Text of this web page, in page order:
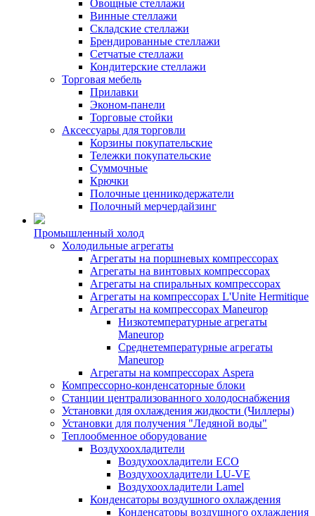
Овощные стеллажи
Винные стеллажи
Складские стеллажи
Брендированные стеллажи
Сетчатые стеллажи
Кондитерские стеллажи
Торговая мебель
Прилавки
Эконом-панели
Торговые стойки
Аксессуары для торговли
Корзины покупательские
Тележки покупательские
Суммочные
Крючки
Полочные ценникодержатели
Полочный мерчердайзинг
Промышленный холод
Холодильные агрегаты
Агрегаты на поршневых компрессорах
Агрегаты на винтовых компрессорах
Агрегаты на спиральных компрессорах
Агрегаты на компрессорах L'Unite Hermitique
Агрегаты на компрессорах Maneurop
Низкотемпературные агрегаты
Maneurop
Среднетемпературные агрегаты
Maneurop
Агрегаты на компрессорах Aspera
Компрессорно-конденсаторные блоки
Станции централизованного холодоснабжения
Установки для охлаждения жидкости (Чиллеры)
Установки для получения "Ледяной воды"
Теплообменное оборудование
Воздухоохладители
Воздухоохладители EСО
Воздухоохладители LU-VE
Воздухоохладители Lamel
Конденсаторы воздушного охлаждения
Конденсаторы воздушного охлаждения